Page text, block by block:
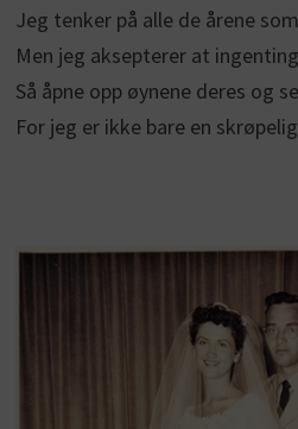
Jeg tenker på alle de årene
Men jeg aksepterer at
Så åpne opp øynene deres og
For jeg er ikke bare en